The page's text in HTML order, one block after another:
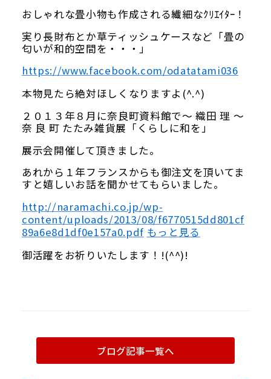
活動実績
お知らせ
ブログ
オンラインショップ
おしゃれな畳小物も作成される繊細なｸﾘｴｲﾀｰ！
実り長財布とか草ティッシュケースなど「畳の
匂いが和的空間を・・・」
https://www.facebook.com/odatatami036
本物見たら絶対ほしくなりますよ(^.^)
２０１３年８月に奈良町資料館で～ 織田 理 ～
奈 良 町 たたみ雑貨展「くらしに和を」
展示会開催して頂きました。
あれから１年フランスからも御注文を頂いてま
すと嬉しいお話を聞かせてもらいました。
http://naramachi.co.jp/wp-
content/uploads/2013/08/f6770515dd801cf
89a6e8d1df0e157a0.pdf もっと見る
御活躍をお祈りいたします！!(^^)!
ブログ記事一覧へ